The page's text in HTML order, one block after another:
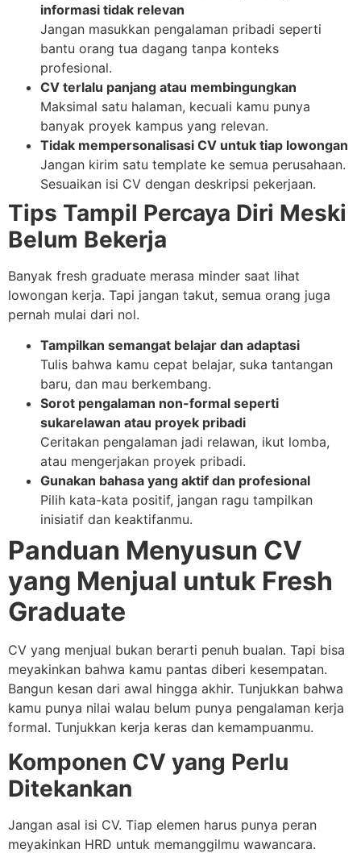
informasi tidak relevan
Jangan masukkan pengalaman pribadi seperti
bantu orang tua dagang tanpa konteks
profesional.
CV terlalu panjang atau membingungkan
Maksimal satu halaman, kecuali kamu punya
banyak proyek kampus yang relevan.
Tidak mempersonalisasi CV untuk tiap lowongan
Jangan kirim satu template ke semua perusahaan.
Sesuaikan isi CV dengan deskripsi pekerjaan.
Tips Tampil Percaya Diri Meski
Belum Bekerja
Banyak fresh graduate merasa minder saat lihat
lowongan kerja. Tapi jangan takut, semua orang juga
pernah mulai dari nol.
Tampilkan semangat belajar dan adaptasi
Tulis bahwa kamu cepat belajar, suka tantangan
baru, dan mau berkembang.
Sorot pengalaman non-formal seperti
sukarelawan atau proyek pribadi
Ceritakan pengalaman jadi relawan, ikut lomba,
atau mengerjakan proyek pribadi.
Gunakan bahasa yang aktif dan profesional
Pilih kata-kata positif, jangan ragu tampilkan
inisiatif dan keaktifanmu.
Panduan Menyusun CV
yang Menjual untuk Fresh
Graduate
CV yang menjual bukan berarti penuh bualan. Tapi bisa
meyakinkan bahwa kamu pantas diberi kesempatan.
Bangun kesan dari awal hingga akhir. Tunjukkan bahwa
kamu punya nilai walau belum punya pengalaman kerja
formal. Tunjukkan kerja keras dan kemampuanmu.
Komponen CV yang Perlu
Ditekankan
Jangan asal isi CV. Tiap elemen harus punya peran
meyakinkan HRD untuk memanggilmu wawancara.